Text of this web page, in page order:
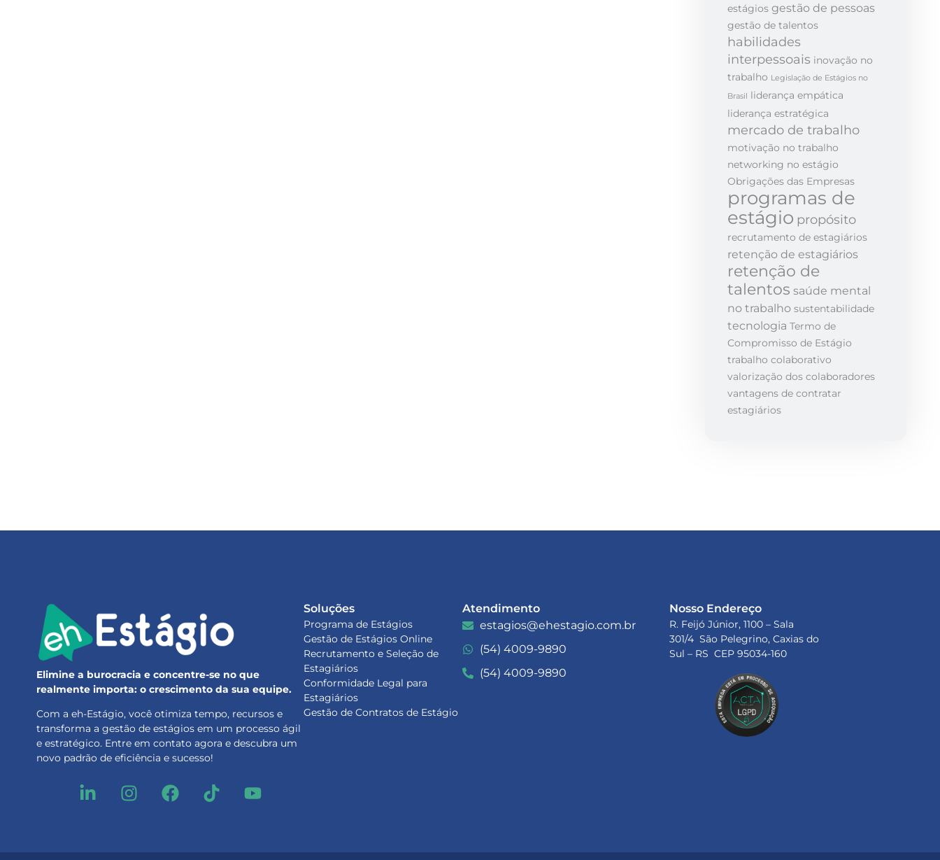
estágios gestão de pessoas
gestão de talentos
habilidades
interpessoais inovação no
trabalho Legislação de Estágios no
Brasil liderança empática
liderança estratégica
mercado de trabalho
motivação no trabalho
networking no estágio
Obrigações das Empresas
programas de
estágio propósito
recrutamento de estagiários
retenção de estagiários
retenção de
talentos saúde mental
no trabalho sustentabilidade
tecnologia Termo de
Compromisso de Estágio
trabalho colaborativo
valorização dos colaboradores
vantagens de contratar
estagiários
Elimine a burocracia e concentre-se no que
realmente importa: o crescimento da sua equipe.
Com a eh-Estágio, você otimiza tempo, recursos e
transforma a gestão de estágios em um processo ágil
e estratégico. Entre em contato agora e descubra um
novo padrão de eficiência e sucesso!
Soluções
Programa de Estágios
Gestão de Estágios Online
Recrutamento e Seleção de
Estagiários
Conformidade Legal para
Estagiários
Gestão de Contratos de Estágio
Atendimento
estagios@ehestagio.com.br
(54) 4009-9890
(54) 4009-9890
Nosso Endereço
R. Feijó Júnior, 1100 – Sala
301/4 São Pelegrino, Caxias do
Sul – RS CEP 95034-160